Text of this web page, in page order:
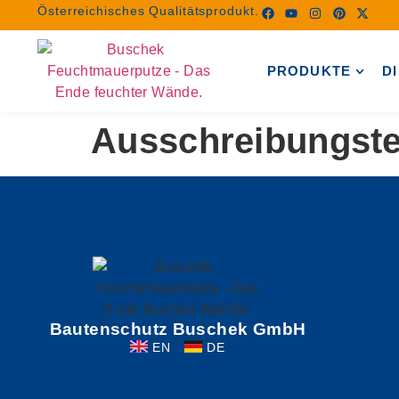
Österreichisches Qualitätsprodukt.
PRODUKTE
Bautenschutz Buschek GmbH
EN DE